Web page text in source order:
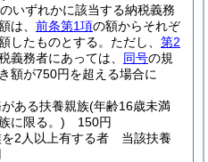
いずれかに該当する納税義務
は、 前条第1項の額からそれぞ
したものとする。 ただし、 第2
義務者にあっては、 同号の規
額が750円を超える場合に
ある扶養親族(年齢16歳未満
に限る。) 150円
を2人以上有する者 当該扶養